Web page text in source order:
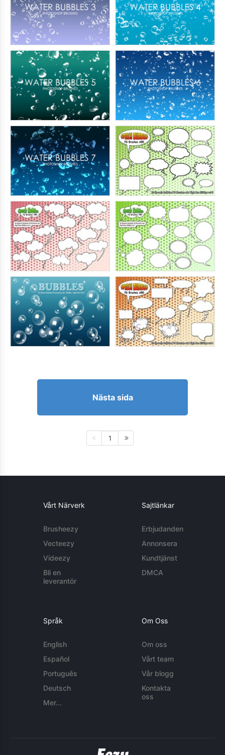
Nästa sida
1
Vårt Närverk
Brusheezy
Vecteezy
Videezy
Bli en
leverantör
Sajtlänkar
Erbjudanden
Annonsera
Kundtjänst
DMCA
Språk
English
Español
Português
Deutsch
Mer...
Om Oss
Om oss
Vårt team
Vår blogg
Kontakta
oss